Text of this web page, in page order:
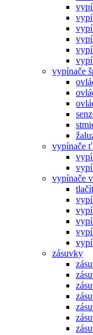
vypínače
vypínače
vypínače
zásuvky